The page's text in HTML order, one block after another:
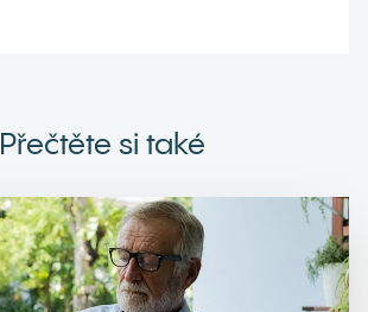
Přečtěte si také